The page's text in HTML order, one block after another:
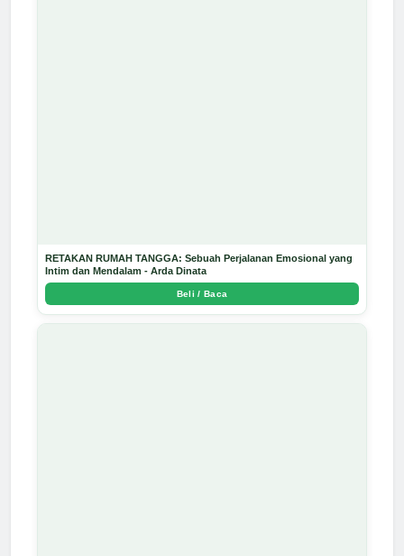
RETAKAN RUMAH TANGGA: Sebuah Perjalanan Emosional yang
Intim dan Mendalam - Arda Dinata
Beli / Baca